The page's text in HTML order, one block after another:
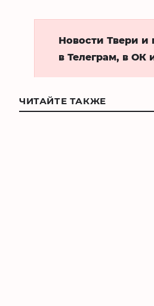
Новости Твери и
в Телеграм, в ОК
ЧИТАЙТЕ ТАКЖЕ